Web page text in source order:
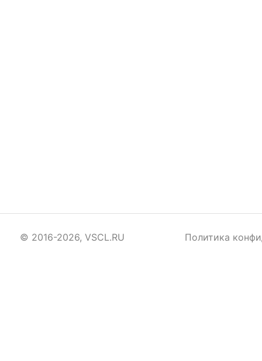
© 2016-2026, VSCL.RU Политика